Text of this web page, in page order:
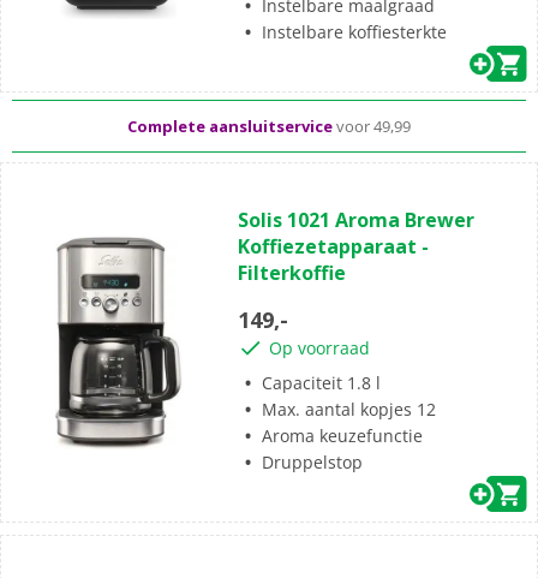
Instelbare maalgraad
Instelbare koffiesterkte
gratisthuisbezorgd vanaf 50,-
Complete aansluitservicevoor 49,99
van
de
5
1
beoordeling
Solis 1021 Aroma Brewer
Koffiezetapparaat -
Filterkoffie
149,-
Op voorraad
Capaciteit 1.8 l
Max. aantal kopjes 12
Aroma keuzefunctie
Druppelstop